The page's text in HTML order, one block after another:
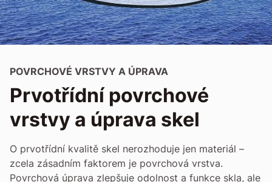
POVRCHOVÉ VRSTVY A ÚPRAVA
Prvotřídní povrchové
vrstvy a úprava skel
O prvotřídní kvalitě skel nerozhoduje jen materiál –
zcela zásadním faktorem je povrchová vrstva.
Povrchová úprava zlepšuje odolnost a funkce skla, ale